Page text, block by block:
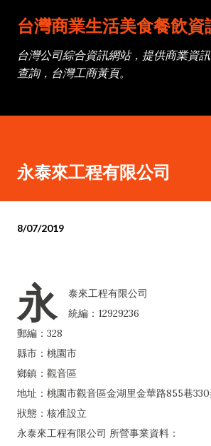
跳到主要內容
台灣商業生活美食餐飲資
台灣公司綜合資訊網站，提供商業資
查詢，台灣工商黃頁。
永泰來工程有限公司
8/07/2019
永
泰來工程有限公司
統編：12929236
郵編：328
縣市：桃園市
鄉鎮：觀音區
地址：桃園市觀音區金湖里金華路855巷
狀態：核准設立
永泰來工程有限公司 所營事業資料：